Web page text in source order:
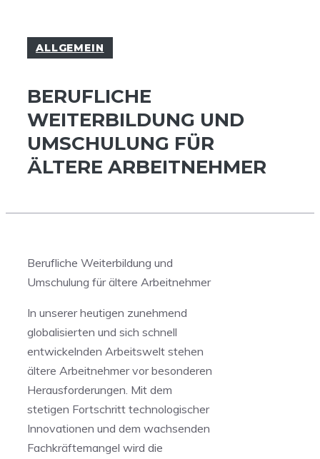
ALLGEMEIN
BERUFLICHE
WEITERBILDUNG UND
UMSCHULUNG FÜR
ÄLTERE ARBEITNEHMER
Berufliche Weiterbildung und
Umschulung für ältere Arbeitnehmer
In unserer heutigen zunehmend
globalisierten und ⁣sich schnell
entwickelnden Arbeitswelt stehen
ältere Arbeitnehmer⁤ vor besonderen
​Herausforderungen. Mit ​dem
stetigen Fortschritt technologischer
‌Innovationen und dem wachsenden
Fachkräftemangel wird die